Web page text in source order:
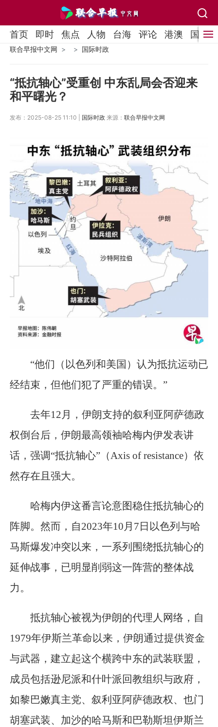
首页 即时 焦点 人物 台海 评论 港澳 国际
联合早报中文网 国际时政
“抵抗轴心”受重创 中东乱局会否迎来
和平曙光？
发布：2025-08-25 11:10 | 国际时政 来源： 联合早报中文网
“他们（以色列和美国）认为抵抗运动已
经结束，但他们犯了严重的错误。”
去年12月，伊朗支持的叙利亚阿萨德政
权倒台后，伊朗最高领袖哈梅内伊发表讲
话，强调“抵抗轴心”（Axis of resistance）依
然存在且强大。
哈梅内伊这番言论意图稳住抵抗轴心的
阵脚。然而，自2023年10月7日以色列与哈
马斯爆发冲突以来，一系列围绕抵抗轴心的
延伸战事，已明显削弱这一阵营的整体战
力。
抵抗轴心被视为伊朗的代理人网络，自
1979年伊斯兰革命以来，伊朗通过提供资金
与武器，建立起这个横跨中东的武装联盟，
成员包括逊尼派和什叶派回教组织与政府，
如黎巴嫩真主党、叙利亚阿萨德政权、也门
胡塞武装、加沙的哈马斯和巴勒斯坦伊斯兰